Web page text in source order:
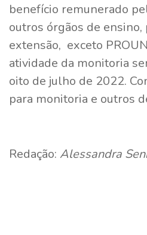
benefício remunerado
outros órgãos de ensino,
extensão, exceto
atividade da monitoria
oito de julho de 2022.
para monitoria e outros
Redação: Alessandra